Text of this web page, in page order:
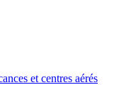
et centres aérés